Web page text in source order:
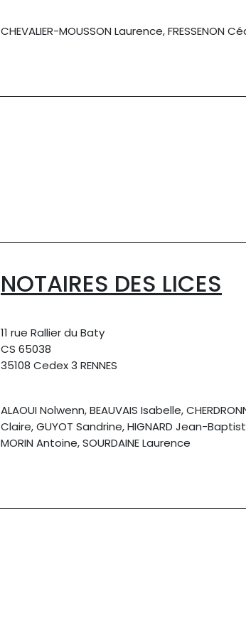
CHEVALIER-MOUSSON Laurence, FRESSENON
NOTAIRES DES LICES
11 rue Rallier du Baty
CS 65038
35108 Cedex 3 RENNES
ALAOUI Nolwenn, BEAUVAIS Isabelle,
Claire, GUYOT Sandrine, HIGNARD Jean-
MORIN Antoine, SOURDAINE Laurence